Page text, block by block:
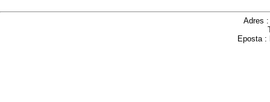
Adres
Eposta :